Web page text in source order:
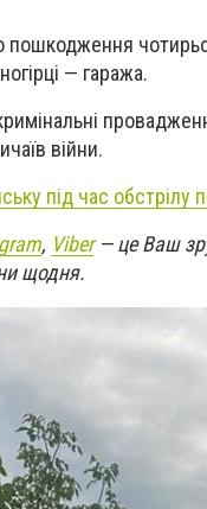
пошкодження
— гаража.
війни.
під час
, Viber— це Ваш
щодня.